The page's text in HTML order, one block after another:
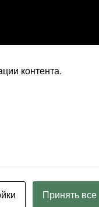
Возьмите друга
Чем дороже
10 способов
контента.
Принять все